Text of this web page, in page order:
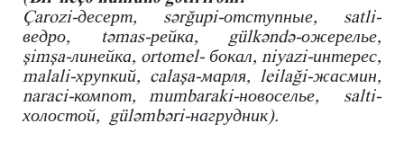
Çarozi-десерт, sərğupi-отступные, satli-
ведро, təmas-рейка, gülkəndə-ожерелье,
şimşa-линейка, ortomel- бокал, niyazi-интерес,
malali-хрупкий, calaşa-марля, leilaği-жасмин,
naraci-компот, mumbaraki-новоселье, salti-
холостой, güləmbəri-нагрудник).